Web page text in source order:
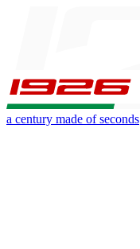
a century made of seconds